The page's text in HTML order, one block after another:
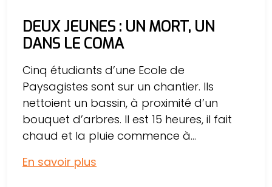
DEUX JEUNES : UN MORT, UN
DANS LE COMA
Cinq étudiants d’une Ecole de
Paysagistes sont sur un chantier. Ils
nettoient un bassin, à proximité d’un
bouquet d’arbres. Il est 15 heures, il fait
chaud et la pluie commence à...
En savoir plus